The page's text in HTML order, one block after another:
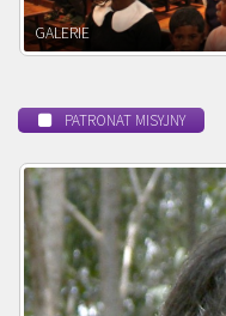
POWOŁANIE MISYJNE
PATRONAT MISYJNY